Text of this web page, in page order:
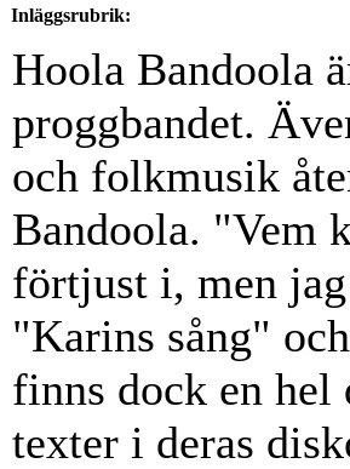
Inläggsrubrik:
Hoola Bandoola
proggbandet.
och folkmusik
Bandoola. "Vem
förtjust i, men
"Karins sång"
finns dock en
texter i deras